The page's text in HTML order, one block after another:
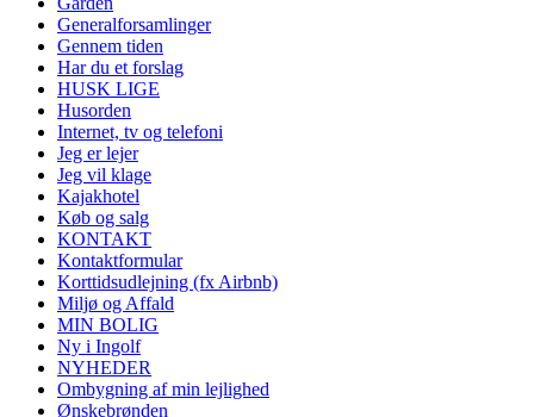
Generalforsamlinger
Gennem tiden
Har du et forslag
HUSK LIGE
Husorden
Internet, tv og telefoni
Jeg er lejer
Jeg vil klage
Kajakhotel
Køb og salg
KONTAKT
Kontaktformular
Korttidsudlejning (fx Airbnb)
Miljø og Affald
MIN BOLIG
Ny i Ingolf
NYHEDER
Ombygning af min lejlighed
Ønskebrønden